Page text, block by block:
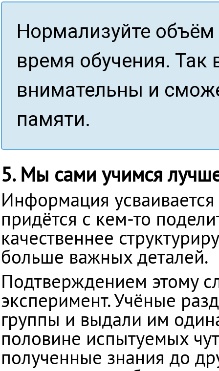
Нормализуйте
время обучения. Так
внимательны и
памяти.
5. Мы сами учимся
Информация
придётся с кем-то
качественнее
больше важных деталей.
Подтверждением этому
эксперимент. Учёные
группы и выдали им
половине испытуемых
полученные знания до